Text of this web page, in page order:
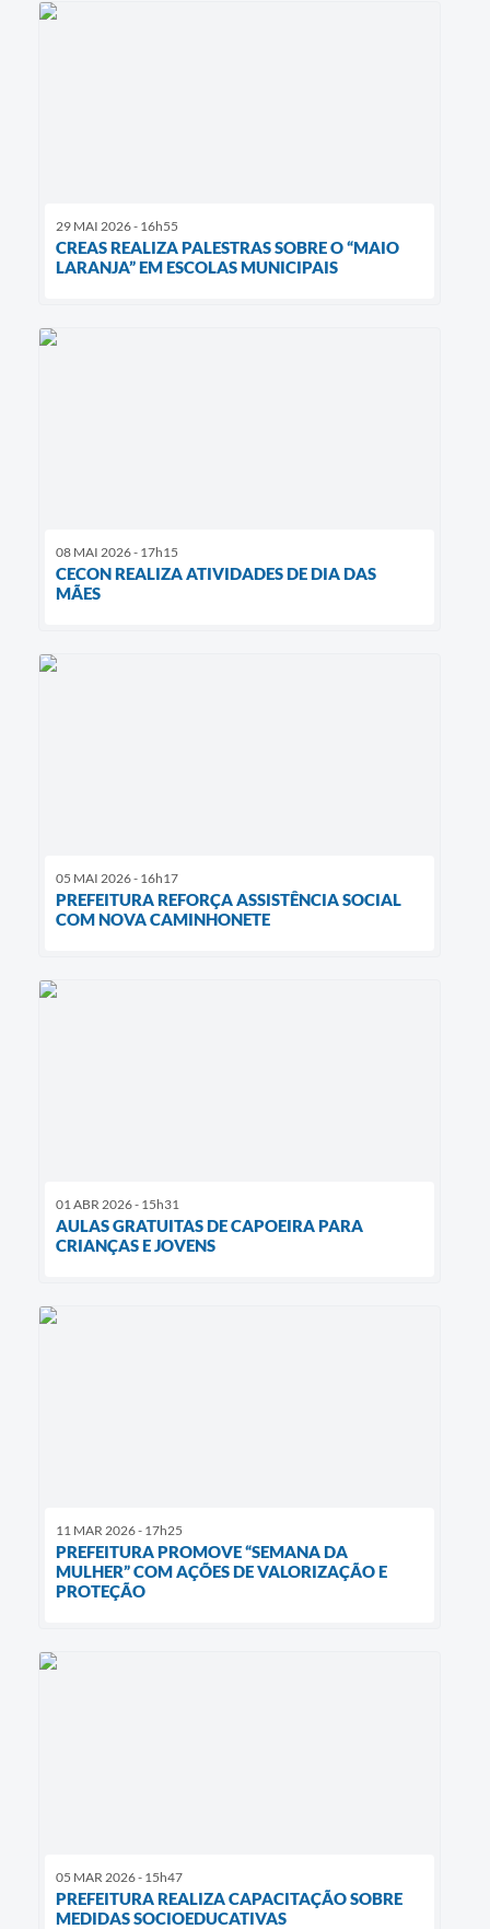
29 MAI 2026 - 16h55
CREAS REALIZA PALESTRAS SOBRE O “MAIO
LARANJA” EM ESCOLAS MUNICIPAIS
08 MAI 2026 - 17h15
CECON REALIZA ATIVIDADES DE DIA DAS
MÃES
05 MAI 2026 - 16h17
PREFEITURA REFORÇA ASSISTÊNCIA SOCIAL
COM NOVA CAMINHONETE
01 ABR 2026 - 15h31
AULAS GRATUITAS DE CAPOEIRA PARA
CRIANÇAS E JOVENS
11 MAR 2026 - 17h25
PREFEITURA PROMOVE “SEMANA DA
MULHER” COM AÇÕES DE VALORIZAÇÃO E
PROTEÇÃO
05 MAR 2026 - 15h47
PREFEITURA REALIZA CAPACITAÇÃO SOBRE
MEDIDAS SOCIOEDUCATIVAS